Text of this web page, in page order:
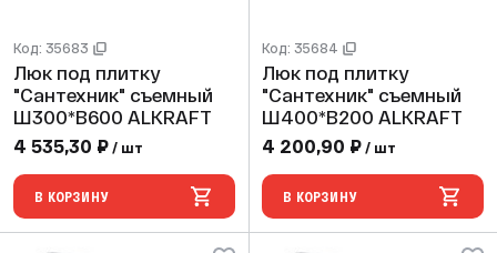
Код: 35683
Люк под плитку
"Сантехник" съемный
Ш300*В600 ALKRAFT
4 535,30 ₽ / шт
В КОРЗИНУ
Код: 35684
Люк под плитку
"Сантехник" съемный
Ш400*В200 ALKRAFT
4 200,90 ₽ / шт
В КОРЗИНУ